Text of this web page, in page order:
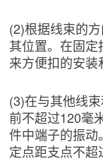
(2)根据线束的
其位置。在固
来方便扣的安装
(3)在与其他线
前不超过120毫
件中端子的振
定点距支点不超